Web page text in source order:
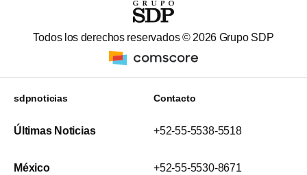
Todos los derechos reservados © 2026 Grupo SDP
sdpnoticias
Últimas Noticias
México
Contacto
+52-55-5538-5518
+52-55-5530-8671